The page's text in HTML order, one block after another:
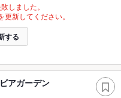
しました。
新してください。
する
アガーデン